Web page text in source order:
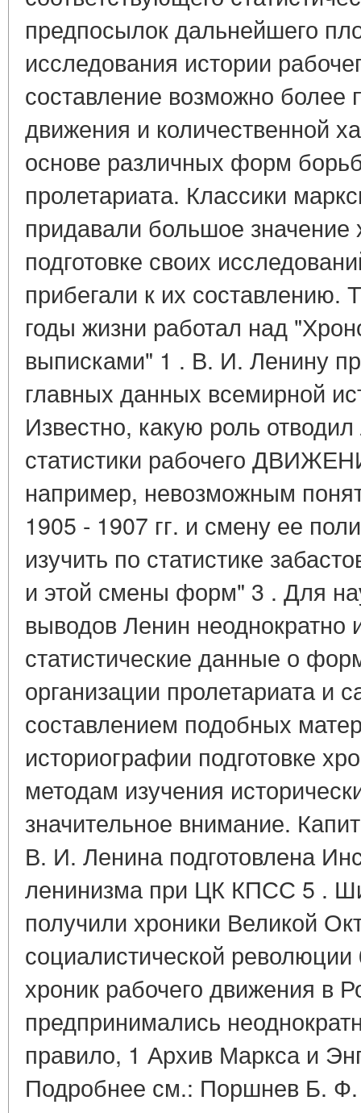
предпосылок дальнейшего
исследования истории
составление возможно более
движения и количественной
основе различных форм
пролетариата. Классики
придавали большое
подготовке своих
прибегали к их составлению.
годы жизни работал над
выписками" 1 . В. И. Ленину
главных данных всемирной
Известно, какую роль
статистики рабочего
например, невозможным
1905 - 1907 гг. и смену ее
изучить по статистике
и этой смены форм" 3 . Для
выводов Ленин неоднократно
статистические данные о
организации пролетариата и
составлением подобных
историографии подготовке
методам изучения
значительное внимание.
В. И. Ленина подготовлена
ленинизма при ЦК КПСС 5 .
получили хроники Великой
социалистической
хроник рабочего движения в
предпринимались
правило, 1 Архив Маркса и
Подробнее см.: Поршнев Б. Ф.